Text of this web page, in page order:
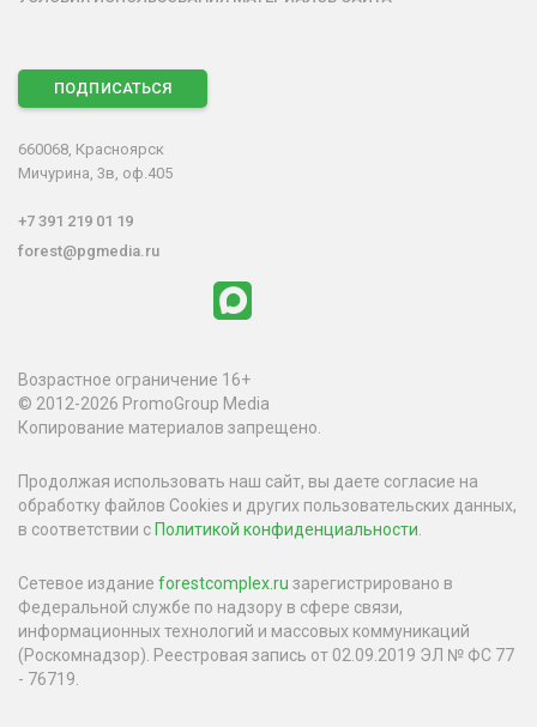
ПОДПИСАТЬСЯ
660068, Красноярск
Мичурина, 3в, оф.405
+7 391 219 01 19
forest@pgmedia.ru
Возрастное ограничение 16+
© 2012-2026 PromoGroup Media
Копирование материалов запрещено.
Продолжая использовать наш сайт, вы даете согласие на
обработку файлов Cookies и других пользовательских данных,
в соответствии с Политикой конфиденциальности
Сетевое издание forestcomplex.ru зарегистрировано в
Федеральной службе по надзору в сфере связи,
информационных технологий и массовых коммуникаций
(Роскомнадзор). Реестровая запись от 02.09.2019 ЭЛ № ФС 77
- 76719.